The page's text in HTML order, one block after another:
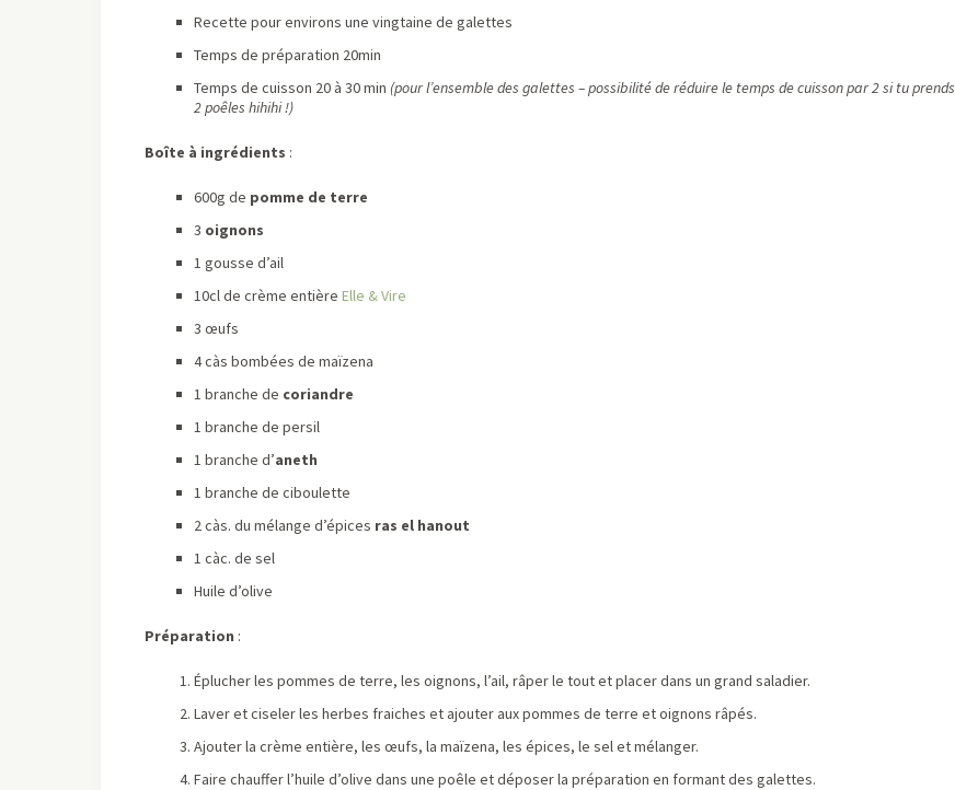
Recette pour environs une vingtaine de galettes
Temps de préparation 20min
Temps de cuisson 20 à 30 min (pour l’ensemble des galettes – possibilité de réduire le temps de cuisson par 2 si tu prends
2 poêles hihihi !)
Boîte à ingrédients :
600g de pomme de terre
3 oignons
1 gousse d’ail
10cl de crème entière Elle & Vire
3 œufs
4 càs bombées de maïzena
1 branche de coriandre
1 branche de persil
1 branche d’aneth
1 branche de ciboulette
2 càs. du mélange d’épices ras el hanout
1 càc. de sel
Huile d’olive
Préparation :
Éplucher les pommes de terre, les oignons, l’ail, râper le tout et placer dans un grand saladier.
Laver et ciseler les herbes fraiches et ajouter aux pommes de terre et oignons râpés.
Ajouter la crème entière, les œufs, la maïzena, les épices, le sel et mélanger.
Faire chauffer l’huile d’olive dans une poêle et déposer la préparation en formant des galettes.